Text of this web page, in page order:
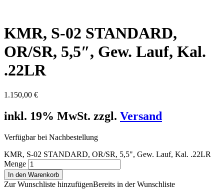
KMR, S-02 STANDARD,
OR/SR, 5,5″, Gew. Lauf, Kal.
.22LR
1.150,00 €
inkl. 19% MwSt. zzgl. Versand
Verfügbar bei Nachbestellung
KMR, S-02 STANDARD, OR/SR, 5,5", Gew. Lauf, Kal. .22LR
Menge
In den Warenkorb
Zur Wunschliste hinzufügenBereits in der Wunschliste